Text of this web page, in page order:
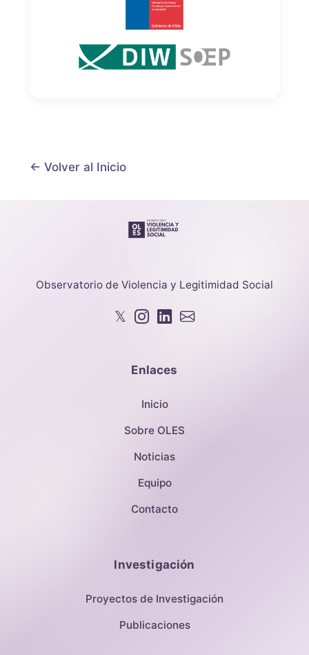
← Volver al Inicio
Observatorio de Violencia y Legitimidad Social
𝕏
Enlaces
Inicio
Sobre OLES
Noticias
Equipo
Contacto
Investigación
Proyectos de Investigación
Publicaciones